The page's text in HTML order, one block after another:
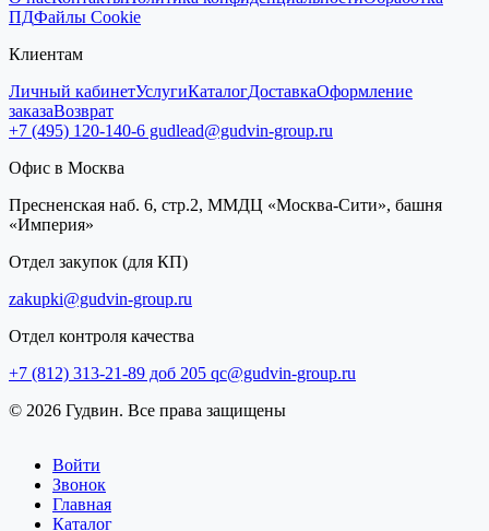
ПДФайлы Cookie
Клиентам
Личный кабинетУслугиКаталогДоставкаОформление
заказаВозврат
+7 (495) 120-140-6 gudlead@gudvin-group.ru
Офис в Москва
Пресненская наб. 6, стр.2, ММДЦ «Москва-Сити», башня
«Империя»
Отдел закупок (для КП)
zakupki@gudvin-group.ru
Отдел контроля качества
+7 (812) 313-21-89 доб 205 qc@gudvin-group.ru
© 2026 Гудвин. Все права защищены
Войти
Звонок
Главная
Каталог